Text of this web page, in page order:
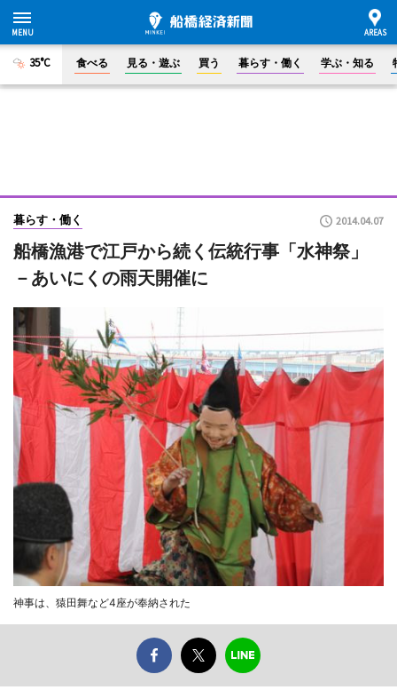
35°C 食べる 見る・遊ぶ 買う 暮らす・働く 学ぶ・知る
暮らす・働く 2014.04.07
船橋漁港で江戸から続く伝統行事「水神祭」
－あいにくの雨天開催に
神事は、猿田舞など4座が奉納された